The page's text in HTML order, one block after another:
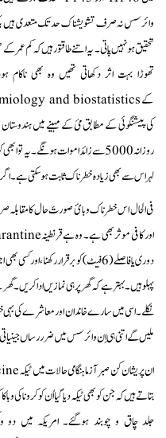
تحقیق ہو نہیں پاتی۔ یہ اتنے طاقتور ہیں کہ کم
تھوڑا بہت اثر دکھاتی تھیں وہ بھی ناکام
روزانہ 5000 سے زائداموات ہونگے۔ یہ
لہر اس سے بھی زیادہ خطرناک ثابت ہو سکتی ہے۔ اگر
فی الحال اس خطرناک وبائ صورتَ حال کا
دوری یا فاصلے (6 فیٹ)کو برقرار
پہلو ہیں۔ بہتر ہے کہ گھر پر ہی نمازیں ادا کریں۔
نکلے۔ اسی میں سارے خاندان اور معاشرے کی بہی
ملیں گے اتنی ہی اِن وائرسس میں ضرر رساں
بتاتے ہیں کہ جن کو بھی ٹیکہ دیا گیا اُن کو کرونا کی وبا